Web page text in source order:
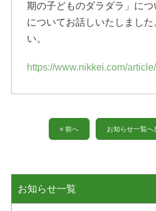
期の子どものダラダラ」に
についてお話しいたしまし
い。
https://www.nikkei.com/
« 前へ お知らせ一覧へ
お知らせ一覧